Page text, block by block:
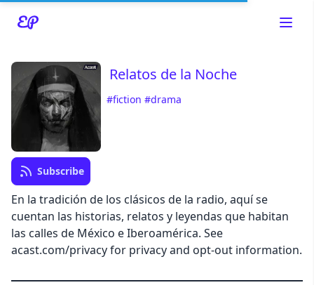
Read about our content policies
Relatos de la Noche
#fiction #drama
Subscribe
En la tradición de los clásicos de la radio, aquí se
cuentan las historias, relatos y leyendas que habitan
las calles de México e Iberoamérica. See
acast.com/privacy for privacy and opt-out information.
Cancel